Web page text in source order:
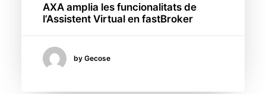
AXA amplia les funcionalitats de
l’Assistent Virtual en fastBroker
by Gecose